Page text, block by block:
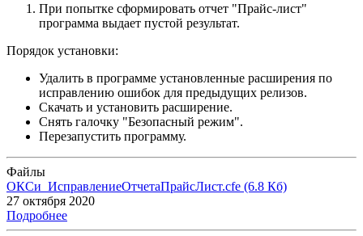
При попытке сформировать отчет "Прайс-лист"
программа выдает пустой результат.
Порядок установки:
Удалить в программе установленные расширения по
исправлению ошибок для предыдущих релизов.
Скачать и установить расширение.
Снять галочку "Безопасный режим".
Перезапустить программу.
Файлы
ОКСи_ИсправлениеОтчетаПрайсЛист.cfe (6.8 Кб)
27 октября 2020
Подробнее